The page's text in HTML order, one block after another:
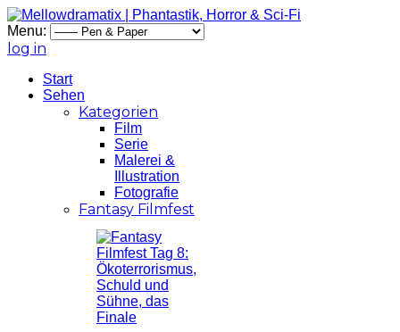
Menu:
log in
Start
Sehen
Kategorien
Film
Serie
Malerei &
Illustration
Fotografie
Fantasy Filmfest